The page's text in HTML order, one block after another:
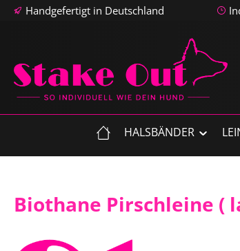
Hauptinhalt springen
Zur Suche springen
Zur Hauptnavigation springen
Handgefertigt in Deutschland
HALSBÄNDER
Biothane Pirschleine (